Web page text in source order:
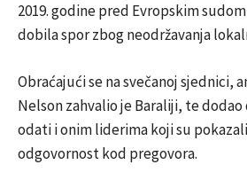
2019. godine pred Evropskim
dobila spor zbog neodržavanja
Obraćajući se na svečanoj sjednici,
Nelson zahvalio je Baraliji, te
odati i onim liderima koji su
odgovornost kod pregovora.